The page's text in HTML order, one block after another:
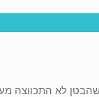
לא התכווצה